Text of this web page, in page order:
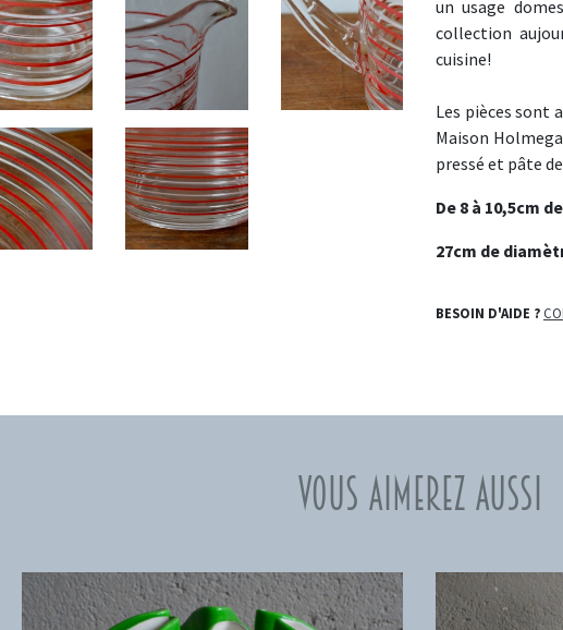
un usage
collection
cuisine!
Les pièces sont
Maison
pressé et pâte
De 8 à 10,5cm
27cm de
BESOIN D'AIDE ?
Vous aimerez aussi